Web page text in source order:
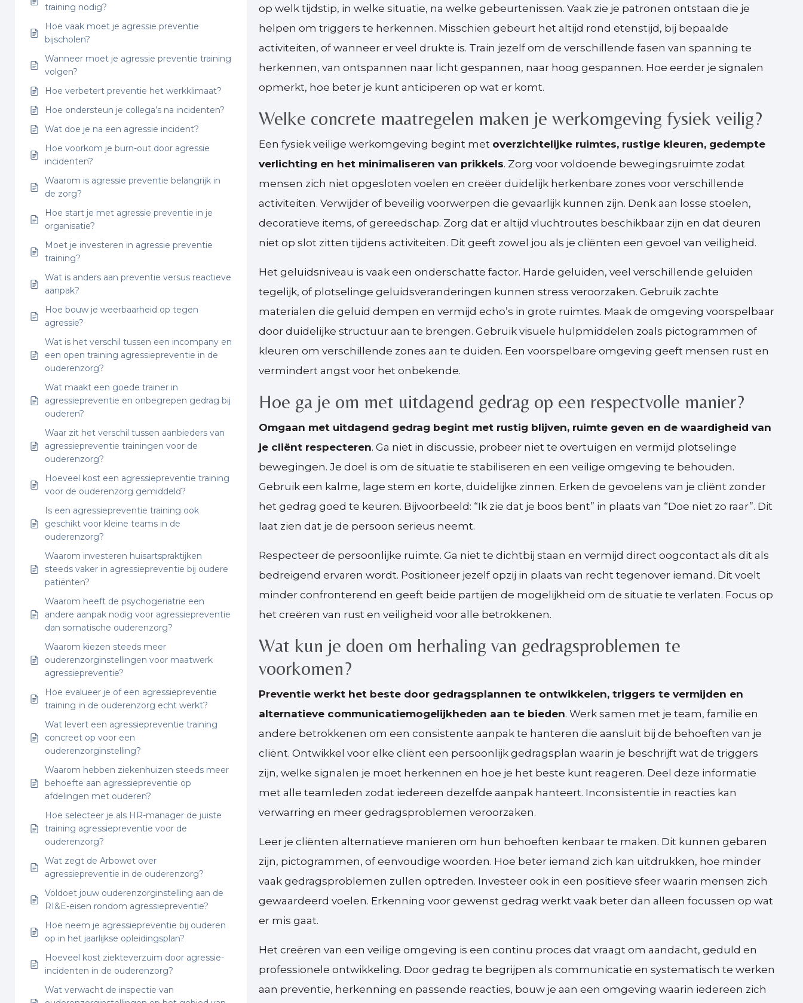
training nodig?
Hoe vaak moet je agressie preventie
bijscholen?
Wanneer moet je agressie preventie training
volgen?
Hoe verbetert preventie het werkklimaat?
Hoe ondersteun je collega’s na incidenten?
Wat doe je na een agressie incident?
Hoe voorkom je burn-out door agressie
incidenten?
Waarom is agressie preventie belangrijk in
de zorg?
Hoe start je met agressie preventie in je
organisatie?
Moet je investeren in agressie preventie
training?
Wat is anders aan preventie versus reactieve
aanpak?
Hoe bouw je weerbaarheid op tegen
agressie?
Wat is het verschil tussen een incompany en
een open training agressiepreventie in de
ouderenzorg?
Wat maakt een goede trainer in
agressiepreventie en onbegrepen gedrag bij
ouderen?
Waar zit het verschil tussen aanbieders van
agressiepreventie trainingen voor de
ouderenzorg?
Hoeveel kost een agressiepreventie training
voor de ouderenzorg gemiddeld?
Is een agressiepreventie training ook
geschikt voor kleine teams in de
ouderenzorg?
Waarom investeren huisartspraktijken
steeds vaker in agressiepreventie bij oudere
patiënten?
Waarom heeft de psychogeriatrie een
andere aanpak nodig voor agressiepreventie
dan somatische ouderenzorg?
Waarom kiezen steeds meer
ouderenzorginstellingen voor maatwerk
agressiepreventie?
Hoe evalueer je of een agressiepreventie
training in de ouderenzorg echt werkt?
Wat levert een agressiepreventie training
concreet op voor een
ouderenzorginstelling?
Waarom hebben ziekenhuizen steeds meer
behoefte aan agressiepreventie op
afdelingen met ouderen?
Hoe selecteer je als HR-manager de juiste
training agressiepreventie voor de
ouderenzorg?
Wat zegt de Arbowet over
agressiepreventie in de ouderenzorg?
Voldoet jouw ouderenzorginstelling aan de
RI&E-eisen rondom agressiepreventie?
Hoe neem je agressiepreventie bij ouderen
op in het jaarlijkse opleidingsplan?
Hoeveel kost ziekteverzuim door agressie-
incidenten in de ouderenzorg?
Wat verwacht de inspectie van
op welk tijdstip, in welke situatie, na welke gebeurtenissen. Vaak zie je patronen ontstaan die je
helpen om triggers te herkennen. Misschien gebeurt het altijd rond etenstijd, bij bepaalde
activiteiten, of wanneer er veel drukte is. Train jezelf om de verschillende fasen van spanning te
herkennen, van ontspannen naar licht gespannen, naar hoog gespannen. Hoe eerder je signalen
opmerkt, hoe beter je kunt anticiperen op wat er komt.
Welke concrete maatregelen maken je werkomgeving fysiek veilig?
Een fysiek veilige werkomgeving begint met overzichtelijke ruimtes, rustige kleuren, gedempte
verlichting en het minimaliseren van prikkels. Zorg voor voldoende bewegingsruimte zodat
mensen zich niet opgesloten voelen en creëer duidelijk herkenbare zones voor verschillende
activiteiten. Verwijder of beveilig voorwerpen die gevaarlijk kunnen zijn. Denk aan losse stoelen,
decoratieve items, of gereedschap. Zorg dat er altijd vluchtroutes beschikbaar zijn en dat deuren
niet op slot zitten tijdens activiteiten. Dit geeft zowel jou als je cliënten een gevoel van veiligheid.
Het geluidsniveau is vaak een onderschatte factor. Harde geluiden, veel verschillende geluiden
tegelijk, of plotselinge geluidsveranderingen kunnen stress veroorzaken. Gebruik zachte
materialen die geluid dempen en vermijd echo’s in grote ruimtes. Maak de omgeving voorspelbaar
door duidelijke structuur aan te brengen. Gebruik visuele hulpmiddelen zoals pictogrammen of
kleuren om verschillende zones aan te duiden. Een voorspelbare omgeving geeft mensen rust en
vermindert angst voor het onbekende.
Hoe ga je om met uitdagend gedrag op een respectvolle manier?
Omgaan met uitdagend gedrag begint met rustig blijven, ruimte geven en de waardigheid van
je cliënt respecteren. Ga niet in discussie, probeer niet te overtuigen en vermijd plotselinge
bewegingen. Je doel is om de situatie te stabiliseren en een veilige omgeving te behouden.
Gebruik een kalme, lage stem en korte, duidelijke zinnen. Erken de gevoelens van je cliënt zonder
het gedrag goed te keuren. Bijvoorbeeld: “Ik zie dat je boos bent” in plaats van “Doe niet zo raar”. Dit
laat zien dat je de persoon serieus neemt.
Respecteer de persoonlijke ruimte. Ga niet te dichtbij staan en vermijd direct oogcontact als dit als
bedreigend ervaren wordt. Positioneer jezelf opzij in plaats van recht tegenover iemand. Dit voelt
minder confronterend en geeft beide partijen de mogelijkheid om de situatie te verlaten. Focus op
het creëren van rust en veiligheid voor alle betrokkenen.
Wat kun je doen om herhaling van gedragsproblemen te
voorkomen?
Preventie werkt het beste door gedragsplannen te ontwikkelen, triggers te vermijden en
alternatieve communicatiemogelijkheden aan te bieden. Werk samen met je team, familie en
andere betrokkenen om een consistente aanpak te hanteren die aansluit bij de behoeften van je
cliënt. Ontwikkel voor elke cliënt een persoonlijk gedragsplan waarin je beschrijft wat de triggers
zijn, welke signalen je moet herkennen en hoe je het beste kunt reageren. Deel deze informatie
met alle teamleden zodat iedereen dezelfde aanpak hanteert. Inconsistentie in reacties kan
verwarring en meer gedragsproblemen veroorzaken.
Leer je cliënten alternatieve manieren om hun behoeften kenbaar te maken. Dit kunnen gebaren
zijn, pictogrammen, of eenvoudige woorden. Hoe beter iemand zich kan uitdrukken, hoe minder
vaak gedragsproblemen zullen optreden. Investeer ook in een positieve sfeer waarin mensen zich
gewaardeerd voelen. Erkenning voor gewenst gedrag werkt vaak beter dan alleen focussen op wat
er mis gaat.
Het creëren van een veilige omgeving is een continu proces dat vraagt om aandacht, geduld en
professionele ontwikkeling. Door gedrag te begrijpen als communicatie en systematisch te werken
aan preventie, herkenning en passende reacties, bouw je aan een omgeving waarin iedereen zich